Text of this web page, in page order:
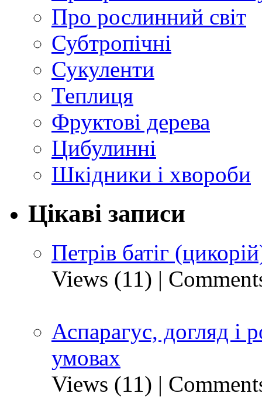
Про рослинний світ
Субтропічні
Сукуленти
Теплиця
Фруктові дерева
Цибулинні
Шкідники і хвороби
Цікаві записи
Петрів батіг
Views (11) |
Аспарагус, догляд і
умовах
Views (11) |